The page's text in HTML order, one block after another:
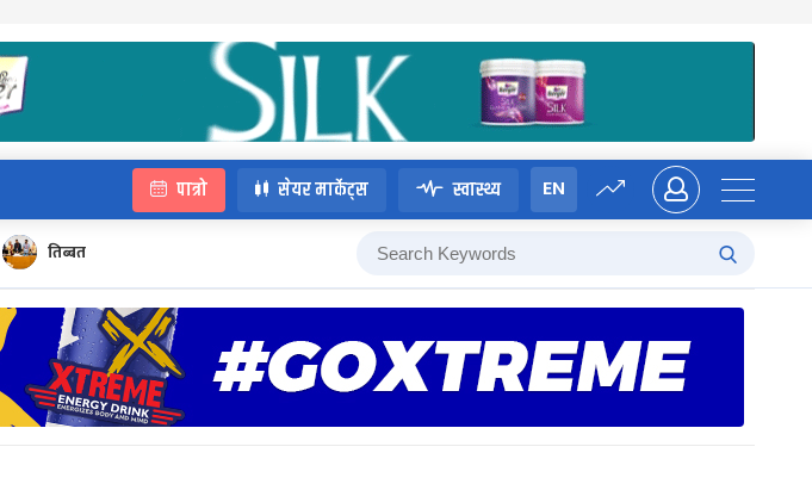
पात्रो सेयर मार्केट्स स्वास्थ्य EN
तिब्बत